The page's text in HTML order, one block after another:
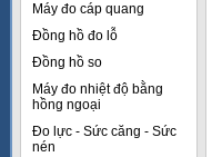
Máy đo cáp quang
Đồng hồ đo lỗ
Đồng hồ so
Máy đo nhiệt độ bằng
hồng ngoại
Đo lực - Sức căng - Sức
nén